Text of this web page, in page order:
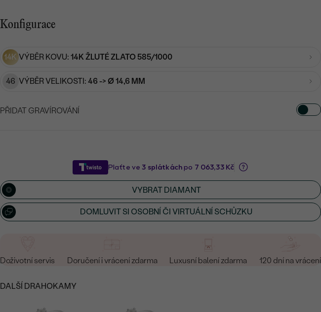
Konfigurace
14K VÝBĚR KOVU: 14K ŽLUTÉ ZLATO 585/1000
46 VÝBĚR VELIKOSTI: 46 -> Ø 14,6 MM
PŘIDAT GRAVÍROVÁNÍ
VYBRAT DIAMANT
DOMLUVIT SI OSOBNÍ ČI VIRTUÁLNÍ SCHŮZKU
Doživotní servis Doručení i vrácení zdarma Luxusní balení zdarma 120 dní na vrácení
DALŠÍ DRAHOKAMY